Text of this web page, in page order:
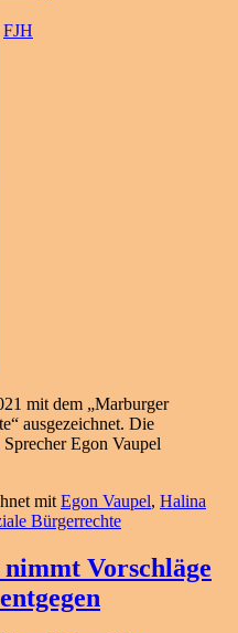
FJH
mit dem „Marburger
ausgezeichnet. Die
Egon Vaupel
mit Egon Vaupel, Halina
Bürgerrechte
Vorschläge